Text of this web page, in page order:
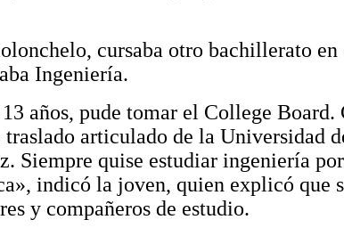
cursaba otro bachillerato
Ingeniería.
años, pude tomar el College Board.
articulado de la Universidad
Siempre quise estudiar ingeniería
indicó la joven, quien explicó
y compañeros de estudio.